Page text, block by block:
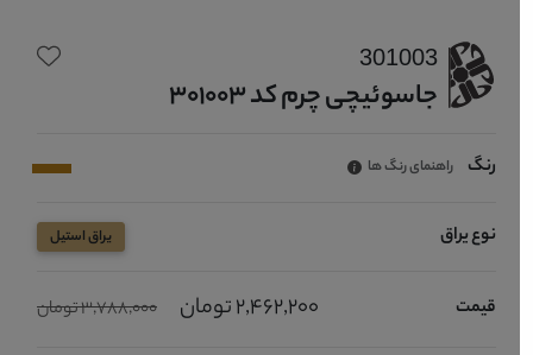
301003
جاسوئیچی چرم کد 301003
رنگ راهنمای رنگ ها
نوع یراق یراق استیل
قیمت 2,462,200 تومان 3,788,000 تومان